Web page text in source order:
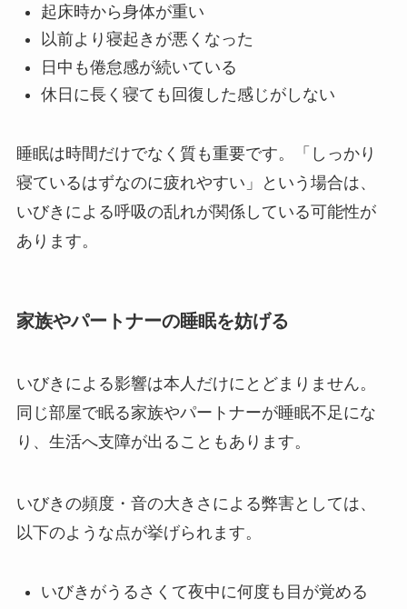
起床時から身体が重い
以前より寝起きが悪くなった
日中も倦怠感が続いている
休日に長く寝ても回復した感じがしない
睡眠は時間だけでなく質も重要です。「しっかり
寝ているはずなのに疲れやすい」という場合は、
いびきによる呼吸の乱れが関係している可能性が
あります。
家族やパートナーの睡眠を妨げる
いびきによる影響は本人だけにとどまりません。
同じ部屋で眠る家族やパートナーが睡眠不足にな
り、生活へ支障が出ることもあります。
いびきの頻度・音の大きさによる弊害としては、
以下のような点が挙げられます。
いびきがうるさくて夜中に何度も目が覚める